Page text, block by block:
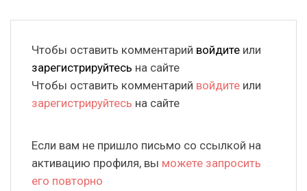
Чтобы оставить комментарий войдите или
зарегистрируйтесь на сайте
Чтобы оставить комментарий войдите или
зарегистрируйтесь на сайте
Если вам не пришло письмо со ссылкой на
активацию профиля, вы можете запросить
его повторно